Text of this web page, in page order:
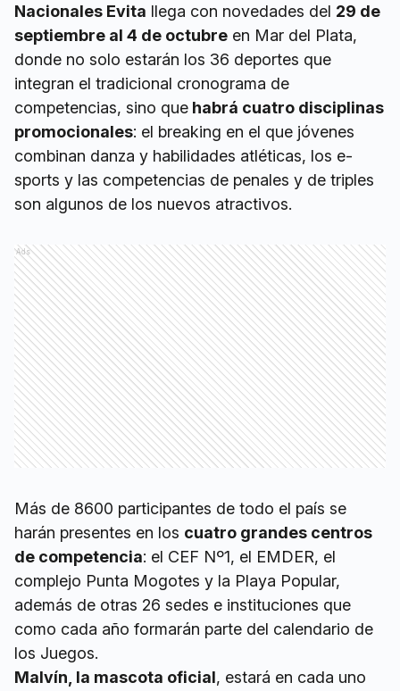
Nacionales Evita llega con novedades del 29 de
septiembre al 4 de octubre en Mar del Plata,
donde no solo estarán los 36 deportes que
integran el tradicional cronograma de
competencias, sino que habrá cuatro disciplinas
promocionales: el breaking en el que jóvenes
combinan danza y habilidades atléticas, los e-
sports y las competencias de penales y de triples
son algunos de los nuevos atractivos.
Ads
Más de 8600 participantes de todo el país se
harán presentes en los cuatro grandes centros
de competencia: el CEF Nº1, el EMDER, el
complejo Punta Mogotes y la Playa Popular,
además de otras 26 sedes e instituciones que
como cada año formarán parte del calendario de
los Juegos.
Malvín, la mascota oficial, estará en cada uno